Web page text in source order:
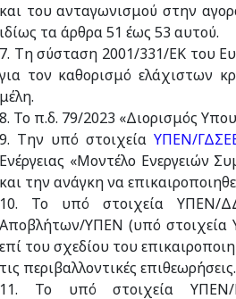
και του ανταγωνισμού στην αγορά
ιδίως τα άρθρα 51 έως 53 αυτού.
7. Τη σύσταση 2001/331/ΕΚ του
για τον καθορισμό ελάχιστων
μέλη.
8. Το π.δ. 79/2023 «Διορισμός
9. Την υπό στοιχεία ΥΠΕΝ/
Ενέργειας «Μοντέλο Ενεργειών
και την ανάγκη να
10. Το υπό στοιχεία ΥΠΕΝ/
Αποβλήτων/ΥΠΕΝ (υπό στοιχεία
επί του σχεδίου του
τις περιβαλλοντικές επιθεωρήσεις.
11. Το υπό στοιχεία ΥΠΕΝ/